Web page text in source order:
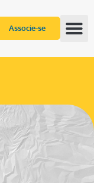
Associe-se
dedicadas ao